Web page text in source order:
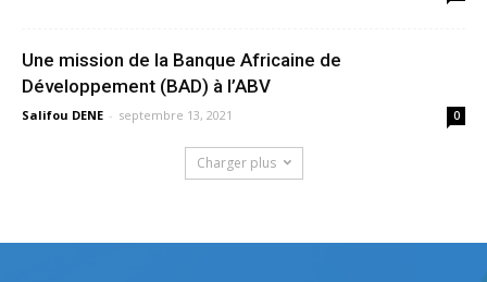
Une mission de la Banque Africaine de
Développement (BAD) à l’ABV
Salifou DENE - septembre 13, 2021 0
Charger plus